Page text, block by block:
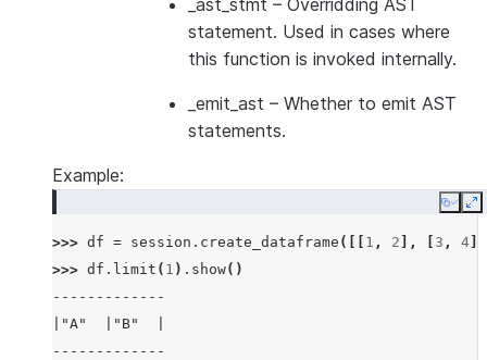
_ast_stmt – Overridding AST
statement. Used in cases where
this function is invoked internally.
_emit_ast – Whether to emit AST
statements.
Example:
Copy
>>> df = session . create_dataframe ([[ 1 , 2 ], 3 , 4
>>> df . limit ( 1 ) . show()
-------------
|"A"  |"B"  |
-------------